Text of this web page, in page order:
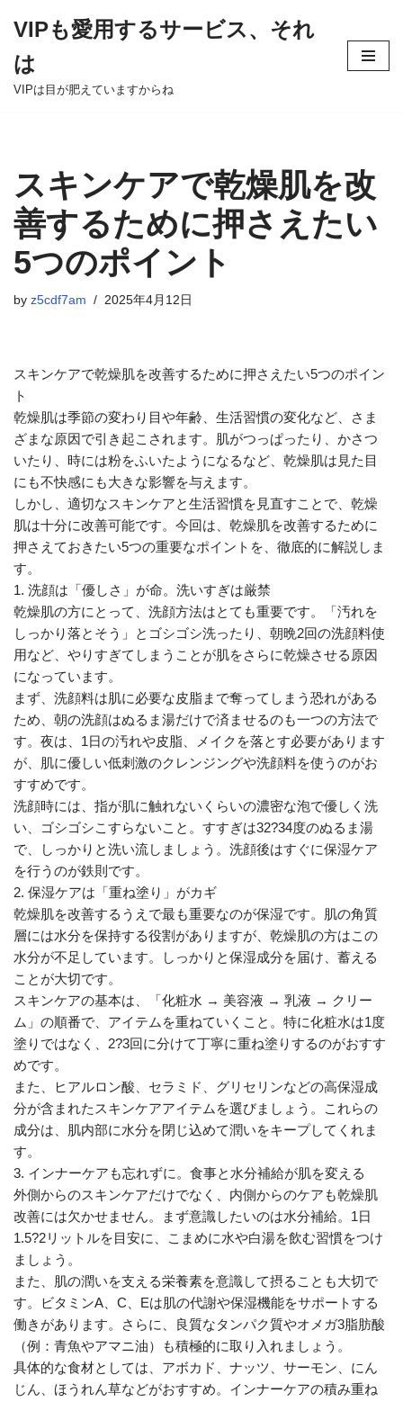
to
content
VIPも愛用するサービス、それ
は
VIPは目が肥えていますからね
スキンケアで乾燥肌を改
善するために押さえたい
5つのポイント
by z5cdf7am 2025年4月12日
スキンケアで乾燥肌を改善するために押さえたい5つのポイン
ト
乾燥肌は季節の変わり目や年齢、生活習慣の変化など、さま
ざまな原因で引き起こされます。肌がつっぱったり、かさつ
いたり、時には粉をふいたようになるなど、乾燥肌は見た目
にも不快感にも大きな影響を与えます。
しかし、適切なスキンケアと生活習慣を見直すことで、乾燥
肌は十分に改善可能です。今回は、乾燥肌を改善するために
押さえておきたい5つの重要なポイントを、徹底的に解説しま
す。
1. 洗顔は「優しさ」が命。洗いすぎは厳禁
乾燥肌の方にとって、洗顔方法はとても重要です。「汚れを
しっかり落とそう」とゴシゴシ洗ったり、朝晩2回の洗顔料使
用など、やりすぎてしまうことが肌をさらに乾燥させる原因
になっています。
まず、洗顔料は肌に必要な皮脂まで奪ってしまう恐れがある
ため、朝の洗顔はぬるま湯だけで済ませるのも一つの方法で
す。夜は、1日の汚れや皮脂、メイクを落とす必要があります
が、肌に優しい低刺激のクレンジングや洗顔料を使うのがお
すすめです。
洗顔時には、指が肌に触れないくらいの濃密な泡で優しく洗
い、ゴシゴシこすらないこと。すすぎは32?34度のぬるま湯
で、しっかりと洗い流しましょう。洗顔後はすぐに保湿ケア
を行うのが鉄則です。
2. 保湿ケアは「重ね塗り」がカギ
乾燥肌を改善するうえで最も重要なのが保湿です。肌の角質
層には水分を保持する役割がありますが、乾燥肌の方はこの
水分が不足しています。しっかりと保湿成分を届け、蓄える
ことが大切です。
スキンケアの基本は、「化粧水 → 美容液 → 乳液 → クリー
ム」の順番で、アイテムを重ねていくこと。特に化粧水は1度
塗りではなく、2?3回に分けて丁寧に重ね塗りするのがおすす
めです。
また、ヒアルロン酸、セラミド、グリセリンなどの高保湿成
分が含まれたスキンケアアイテムを選びましょう。これらの
成分は、肌内部に水分を閉じ込めて潤いをキープしてくれま
す。
3. インナーケアも忘れずに。食事と水分補給が肌を変える
外側からのスキンケアだけでなく、内側からのケアも乾燥肌
改善には欠かせません。まず意識したいのは水分補給。1日
1.5?2リットルを目安に、こまめに水や白湯を飲む習慣をつけ
ましょう。
また、肌の潤いを支える栄養素を意識して摂ることも大切で
す。ビタミンA、C、Eは肌の代謝や保湿機能をサポートする
働きがあります。さらに、良質なタンパク質やオメガ3脂肪酸
（例：青魚やアマニ油）も積極的に取り入れましょう。
具体的な食材としては、アボカド、ナッツ、サーモン、にん
じん、ほうれん草などがおすすめ。インナーケアの積み重ね